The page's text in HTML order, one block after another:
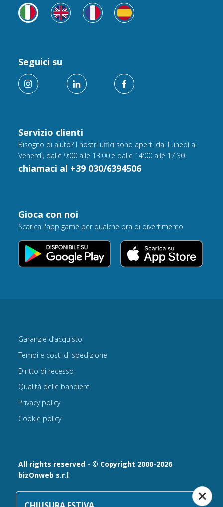
Servizio clienti
Bisogno di aiuto? I nostri uffici sono aperti dal Lunedì al
Venerdì, dalle 9:00 alle 13:00 e dalle 14:00 alle 17:30.
chiamaci al +39 030/6394506
Seguici su
Gioca con noi
Scarica l'app game per qualche ora di divertimento
All rights reserved - © Copyright 2000-2026
bizOnweb s.r.l
Via Fratelli Bandiera 18, 25122 - Brescia, Italia
P.IVA 02232630984 - Iscrizione presso la Camera di
Garanzie d’acquisto
Tempi e costi di spedizione
Diritto di recesso
Qualità delle bandiere
Privacy policy
Cookie policy